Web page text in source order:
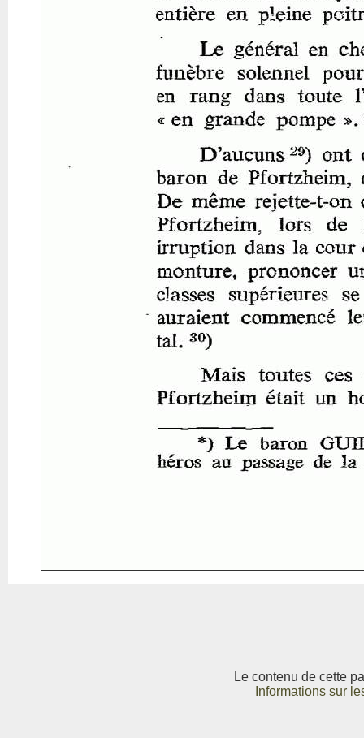
Le contenu de cette
Informations sur